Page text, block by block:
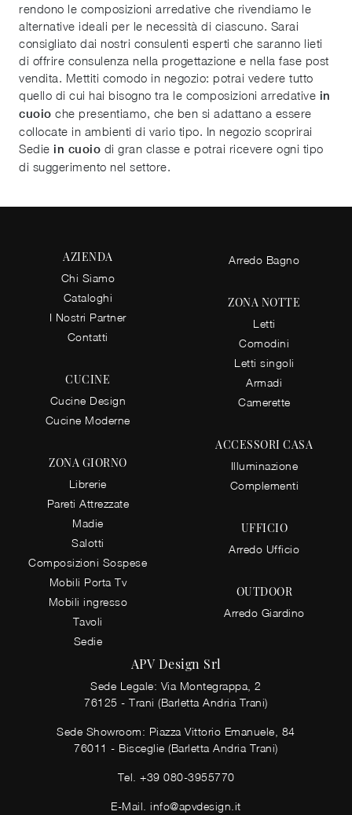
rendono le composizioni arredative che rivendiamo le
alternative ideali per le necessità di ciascuno. Sarai
consigliato dai nostri consulenti esperti che saranno lieti
di offrire consulenza nella progettazione e nella fase post
vendita. Mettiti comodo in negozio: potrai vedere tutto
quello di cui hai bisogno tra le composizioni arredative in
cuoio che presentiamo, che ben si adattano a essere
collocate in ambienti di vario tipo. In negozio scoprirai
Sedie in cuoio di gran classe e potrai ricevere ogni tipo
di suggerimento nel settore.
AZIENDA
Chi Siamo
Cataloghi
I Nostri Partner
Contatti
CUCINE
Cucine Design
Cucine Moderne
ZONA GIORNO
Librerie
Pareti Attrezzate
Madie
Salotti
Composizioni Sospese
Mobili Porta Tv
Mobili ingresso
Tavoli
Sedie
Arredo Bagno
ZONA NOTTE
Letti
Comodini
Letti singoli
Armadi
Camerette
ACCESSORI CASA
Illuminazione
Complementi
UFFICIO
Arredo Ufficio
OUTDOOR
Arredo Giardino
APV Design Srl
Sede Legale: Via Montegrappa, 2
76125 - Trani (Barletta Andria Trani)
Sede Showroom: Piazza Vittorio Emanuele, 84
76011 - Bisceglie (Barletta Andria Trani)
Tel. +39 080-3955770
E-Mail.info@apvdesign.it